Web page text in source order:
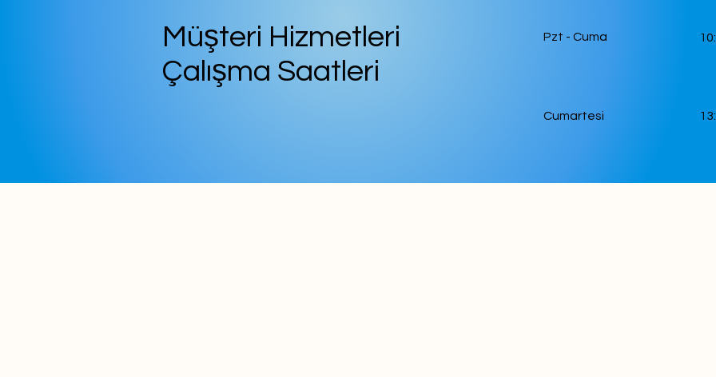
Müşteri Hizmetleri
Çalışma Saatleri
Pzt - Cuma
Cumartesi